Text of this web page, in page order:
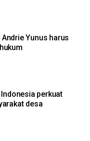
Yunus harus
perkuat
desa